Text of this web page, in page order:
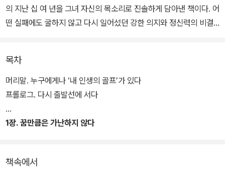
의 지난 십 여 년을 그녀 자신의 목소리로 진솔하게 담아낸 책이다. 어
떤 실패에도 굴하지 않고 다시 일어섰던 강한 의지와 정신력의 비결
LPGA에서 2년 만에 당당히 우승을 차지하며 자신의 부활을 알린 그
녀의 승리는 오랜 부상과 부진 속에서도 자신에게 주어진 시간들을
은 인상을 남겼다. 반복되는 부상과 슬럼프로 대중의 관심에서 멀어
목차
머리말. 누구에게나 ‘내 인생의 골프’가 있다
프롤로그. 다시 출발선에 서다
1장. 꿈만큼은 가난하지 않다
책속에서